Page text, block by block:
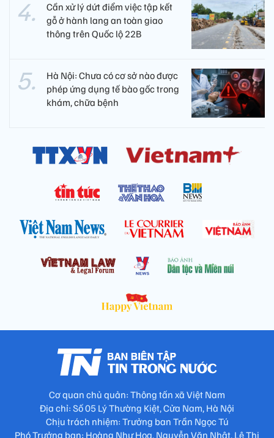
Cần xử lý dứt điểm việc tập kết
gỗ ở hành lang an toàn giao
thông trên Quốc lộ 22B
Hà Nội: Chưa có cơ sở nào được
phép ứng dụng tế bào gốc trong
khám, chữa bệnh
Cơ quan chủ quản: Thông tấn xã Việt Nam
Địa chỉ: Số 05 Lý Thường Kiệt, Cửa Nam, Hà Nội
Chịu trách nhiệm: Trưởng ban Trần Ngọc Tú
Phó Trưởng ban: Hoàng Như Hoa, Nguyễn Văn Nhật, Lê Thị